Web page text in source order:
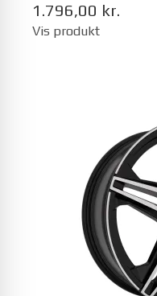
1.796,00 kr.
Vis produkt